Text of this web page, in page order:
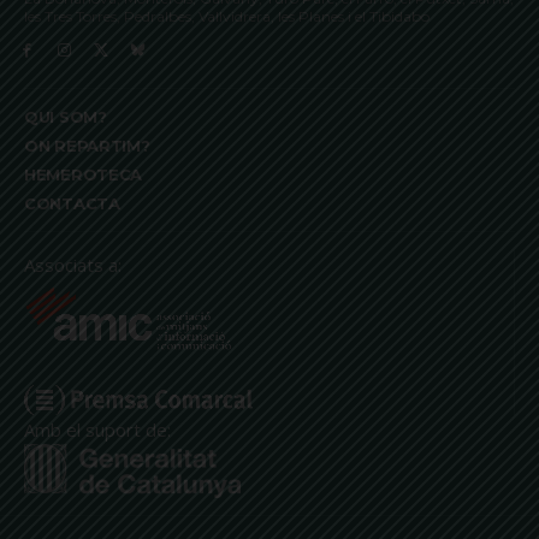
les Tres Torres, Pedralbes, Vallvidrera, les Planes i el Tibidabo
QUI SOM?
ON REPARTIM?
HEMEROTECA
CONTACTA
Associats a:
Amb el suport de: